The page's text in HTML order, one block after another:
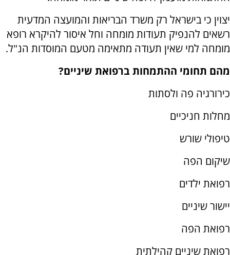
יצוין כי בישראל רק משרד הבריאות והמועצה המדעית
רשאים להנפיק תעודות מומחה וחל איסור להיקרא רופא
מומחה למי שאין תעודה מתאימה מטעם המוסדות הנ"ל.
מהם תחומי ההתמחות ברפואת שיניים?
כירורגיה פה ולסתות
מחלות חניכיים
טיפולי שורש
שיקום הפה
רפואת ילדים
יישור שיניים
רפואת הפה
רפואת שיניים קהילתית